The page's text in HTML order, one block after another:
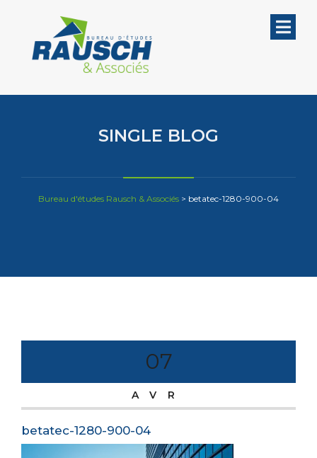
SINGLE BLOG
Bureau d'études Rausch & Associés > betatec-1280-900-04
07
AVR
betatec-1280-900-04